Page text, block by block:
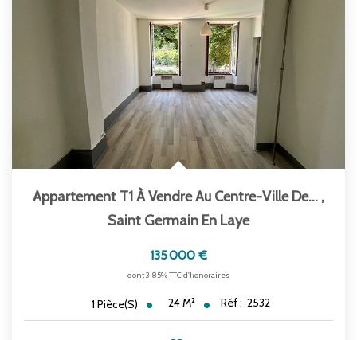
Appartement T1 À Vendre Au Centre-Ville De... ,
Saint Germain En Laye
135 000 €
dont 3,85% TTC d'honoraires
1 Pièce(s) 24M² Réf : 2532